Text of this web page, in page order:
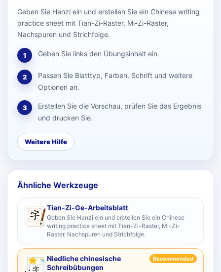
Geben Sie Hanzi ein und erstellen Sie ein Chinese writing
practice sheet mit Tian-Zi-Raster, Mi-Zi-Raster,
Nachspuren und Strichfolge.
1 Geben Sie links den Übungsinhalt ein.
2
Passen Sie Blatttyp, Farben, Schrift und weitere
Optionen an.
3
Erstellen Sie die Vorschau, prüfen Sie das Ergebnis
und drucken Sie.
Weitere Hilfe
Ähnliche Werkzeuge
Tian-Zi-Ge-Arbeitsblatt
Geben Sie Hanzi ein und erstellen Sie ein Chinese
writing practice sheet mit Tian-Zi-Raster, Mi-Zi-
Raster, Nachspuren und Strichfolge.
Niedliche chinesische
Schreibübungen
Recommended